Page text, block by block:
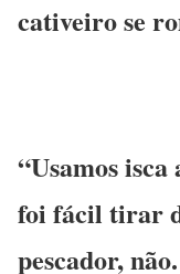
cativeiro se
“Usamos
foi fácil tirar
pescador,